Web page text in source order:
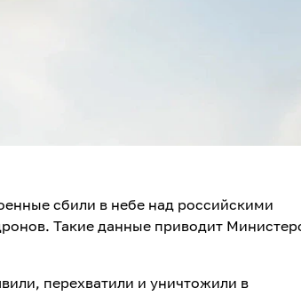
сбили в небе над российскими
Такие данные приводит
перехватили и уничтожили в